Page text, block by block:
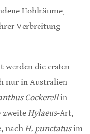
Hohlräume,
Verbreitung
werden die ersten
nur in Australien
Cockerellin
zweiteHylaeus-Art,
nachH. punctatusim